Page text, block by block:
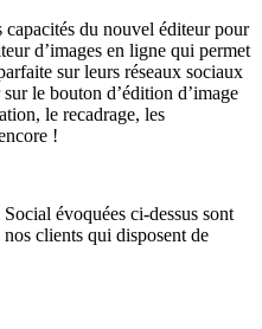
du nouvel éditeur pour
d’images en ligne qui permet
sur leurs réseaux sociaux
le bouton d’édition d’image
le recadrage, les
!
évoquées ci-dessus sont
clients qui disposent de